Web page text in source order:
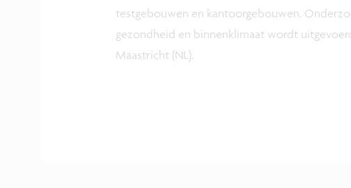
testgebouwen en kantoorgebouwen.
gezondheid en binnenklimaat wordt
Maastricht (NL).